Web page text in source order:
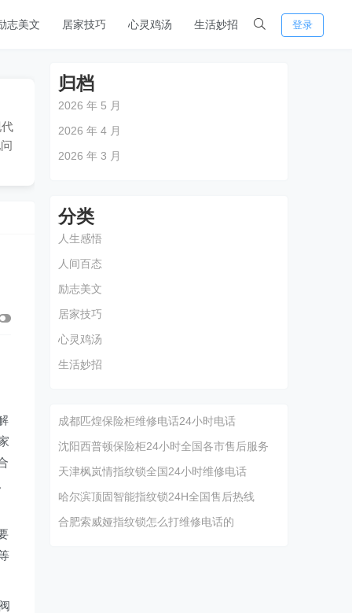
志美文 居家技巧 心灵鸡汤 生活妙招 登录
归档
2026 年 5 月
2026 年 4 月
2026 年 3 月
分类
人生感悟
人间百态
励志美文
居家技巧
心灵鸡汤
生活妙招
成都匹煌保险柜维修电话24小时电话
沈阳西普顿保险柜24小时全国各市售后服务
天津枫岚情指纹锁全国24小时维修电话
哈尔滨顶固智能指纹锁24H全国售后热线
合肥索威娅指纹锁怎么打维修电话的